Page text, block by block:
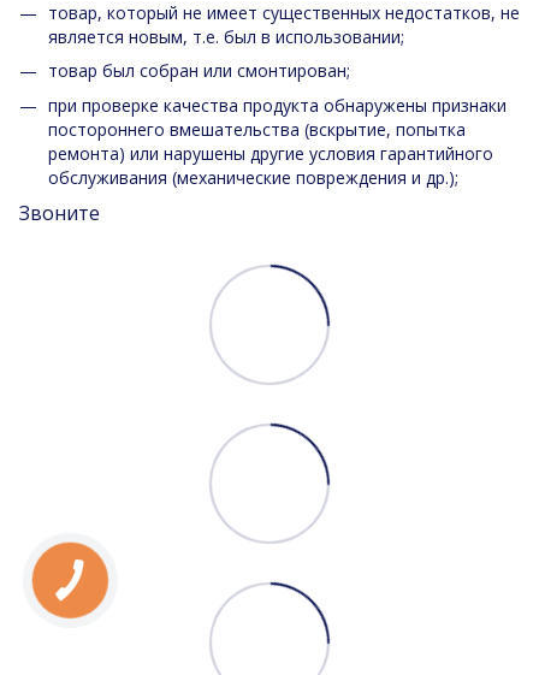
товар, который не имеет существенных недостатков, не
является новым, т.е. был в использовании;
товар был собран или смонтирован;
при проверке качества продукта обнаружены признаки
постороннего вмешательства (вскрытие, попытка
ремонта) или нарушены другие условия гарантийного
обслуживания (механические повреждения и др.);
Звоните